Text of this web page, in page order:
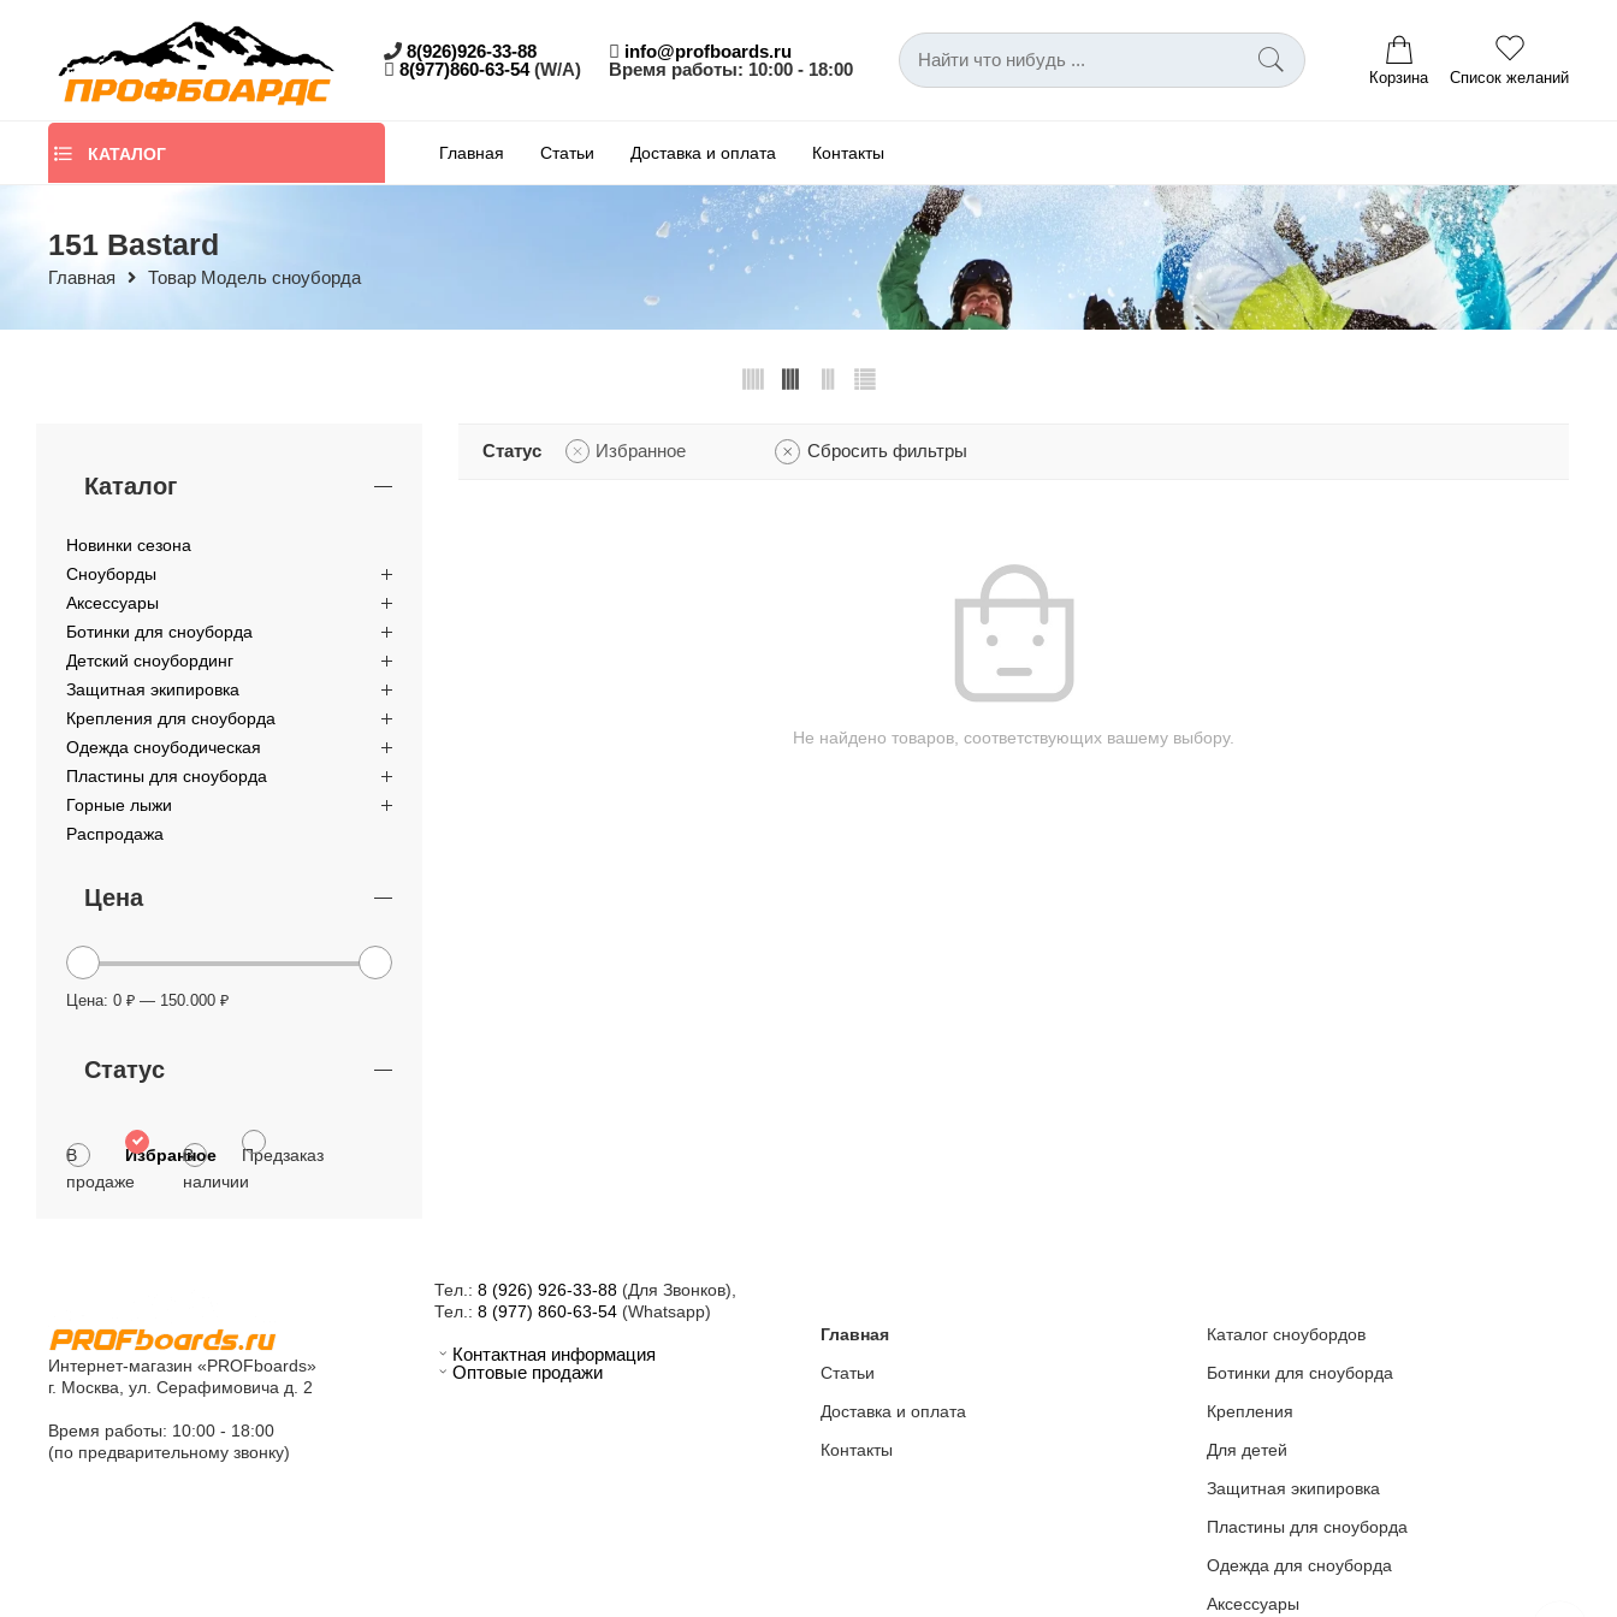
8(926)926-33-88
8(977)860-63-54(W/A)
info@profboards.ru
Время работы: 10:00 - 18:00
Корзина Список желаний
КАТАЛОГ Главная Статьи Доставка и оплата Контакты
151 Bastard
Главная Товар Модель сноуборда
Статус Избранное Сбросить фильтры
Не найдено товаров, соответствующих вашему выбору.
Каталог
Новинки сезона
Сноуборды
Аксессуары
Ботинки для сноуборда
Детский сноубординг
Защитная экипировка
Крепления для сноуборда
Одежда сноубодическая
Пластины для сноуборда
Горные лыжи
Распродажа
Цена
Цена: 0 ₽ — 150.000 ₽
Статус
В
продаже
Избранное
В
наличии
Предзаказ
Интернет-магазин «PROFboards»
г. Москва, ул. Серафимовича д. 2
Время работы: 10:00 - 18:00
(по предварительному звонку)
Тел.: 8 (926) 926-33-88 (Для Звонков),
Тел.: 8 (977) 860-63-54 (Whatsapp)
Контактная информация
Оптовые продажи
Главная
Статьи
Доставка и оплата
Контакты
Каталог сноубордов
Ботинки для сноуборда
Крепления
Для детей
Защитная экипировка
Пластины для сноуборда
Одежда для сноуборда
Аксессуары